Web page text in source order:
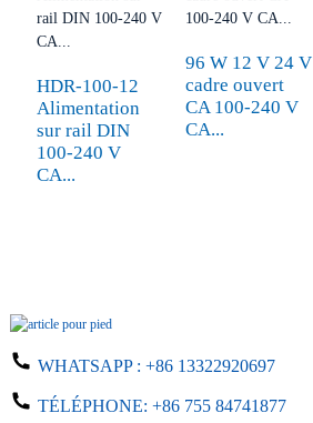
HDR-100-12
Alimentation
sur rail DIN
100-240 V
CA...
96 W 12 V 24 V
cadre ouvert
CA 100-240 V
CA...
WHATSAPP : +86 13322920697
TÉLÉPHONE: +86 755 84741877